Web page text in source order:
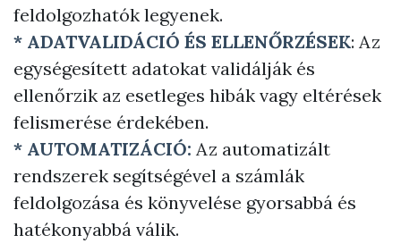
feldolgozhatók legyenek.
* ADATVALIDÁCIÓ ÉS ELLENŐRZÉSEK: Az
egységesített adatokat validálják és
ellenőrzik az esetleges hibák vagy eltérések
felismerése érdekében.
* AUTOMATIZÁCIÓ: Az automatizált
rendszerek segítségével a számlák
feldolgozása és könyvelése gyorsabbá és
hatékonyabbá válik.